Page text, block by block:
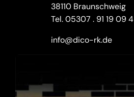
38110 Braunschweig
Tel.05307 . 91 19 09 4
info@dico-rk.de